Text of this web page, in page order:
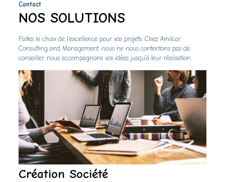
Contact
NOS SOLUTIONS
Faites le choix de l’excellence pour vos projets. Chez Amilcar
Consulting and Management, nous ne nous contentons pas de
conseiller, nous accompagnons vos idées jusqu’à leur réalisation.
Création Société